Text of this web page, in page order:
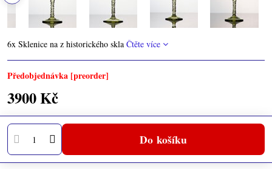
6x Sklenice na z historického skla Čtěte více
Předobjednávka [preorder]
3900 Kč
Do košíku